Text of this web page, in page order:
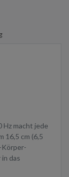
Hz macht jede
16,5 cm (6,5
Körper-
das